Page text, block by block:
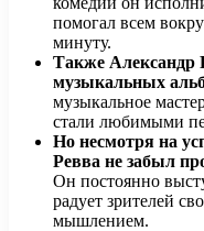
помогал всем
минуту.
Также Александр
музыкальных
музыкальное
стали любимыми
Но несмотря на
Ревва не забыл
Он постоянно
радует зрителей
мышлением.